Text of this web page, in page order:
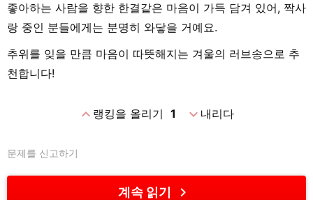
좋아하는 사람을 향한 한결같은 마음이 가득 담겨 있어, 짝사
랑 중인 분들에게는 분명히 와닿을 거예요.
추위를 잊을 만큼 마음이 따뜻해지는 겨울의 러브송으로 추
천합니다!
expand_less랭킹을 올리기 1 expand_more내리다
문제를 신고하기
계속 읽기 chevron_right